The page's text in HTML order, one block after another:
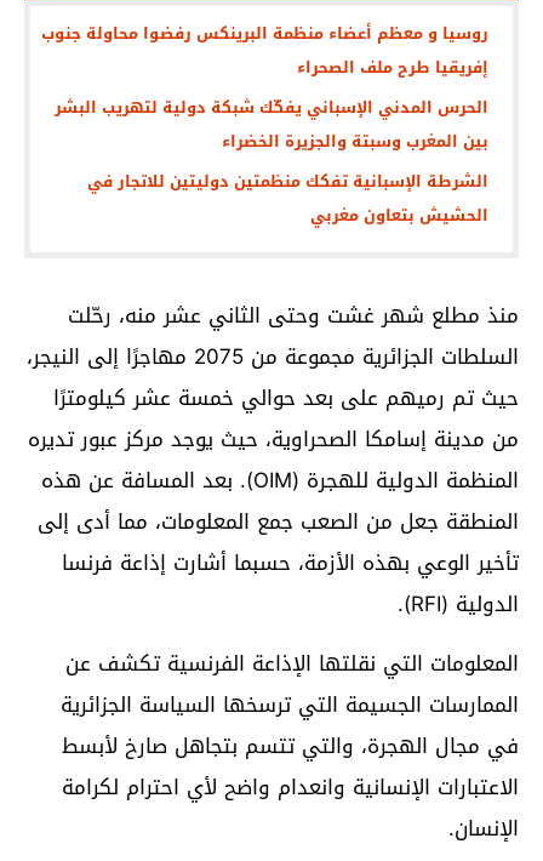
روسيا و معظم أعضاء منظمة البرينكس رفضوا محاولة جنوب
إفريقيا طرح ملف الصحراء
الحرس المدني الإسباني يفكّك شبكة دولية لتهريب البشر
بين المغرب وسبتة والجزيرة الخضراء
الشرطة الإسبانية تفكك منظمتين دوليتين للاتجار في
الحشيش بتعاون مغربي
منذ مطلع شهر غشت وحتى الثاني عشر منه، رحّلت
السلطات الجزائرية مجموعة من 2075 مهاجرًا إلى النيجر،
حيث تم رميهم على بعد حوالي خمسة عشر كيلومترًا
من مدينة إسامكا الصحراوية، حيث يوجد مركز عبور تديره
المنظمة الدولية للهجرة (OIM). بعد المسافة عن هذه
المنطقة جعل من الصعب جمع المعلومات، مما أدى إلى
تأخير الوعي بهذه الأزمة، حسبما أشارت إذاعة فرنسا
الدولية (RFI).
المعلومات التي نقلتها الإذاعة الفرنسية تكشف عن
الممارسات الجسيمة التي ترسخها السياسة الجزائرية
في مجال الهجرة، والتي تتسم بتجاهل صارخ لأبسط
الاعتبارات الإنسانية وانعدام واضح لأي احترام لكرامة
الإنسان.